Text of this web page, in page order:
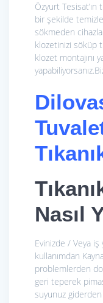
Özyurt Tesisat’ın
bir şekilde
sökmeden cihazla
klozetinizi söküp
klozet montajını
Nasıl
Evinizde / Veya
kullanımdan
problemlerden
geri teperek
suyunuz